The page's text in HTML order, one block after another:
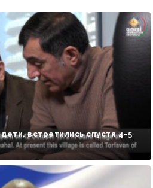
встретились спустя 4-5